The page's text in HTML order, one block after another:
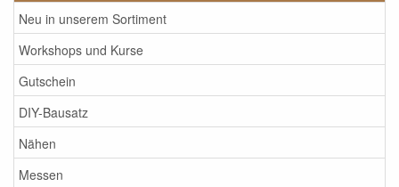
Neu in unserem Sortiment
Workshops und Kurse
Gutschein
DIY-Bausatz
Nähen
Messen